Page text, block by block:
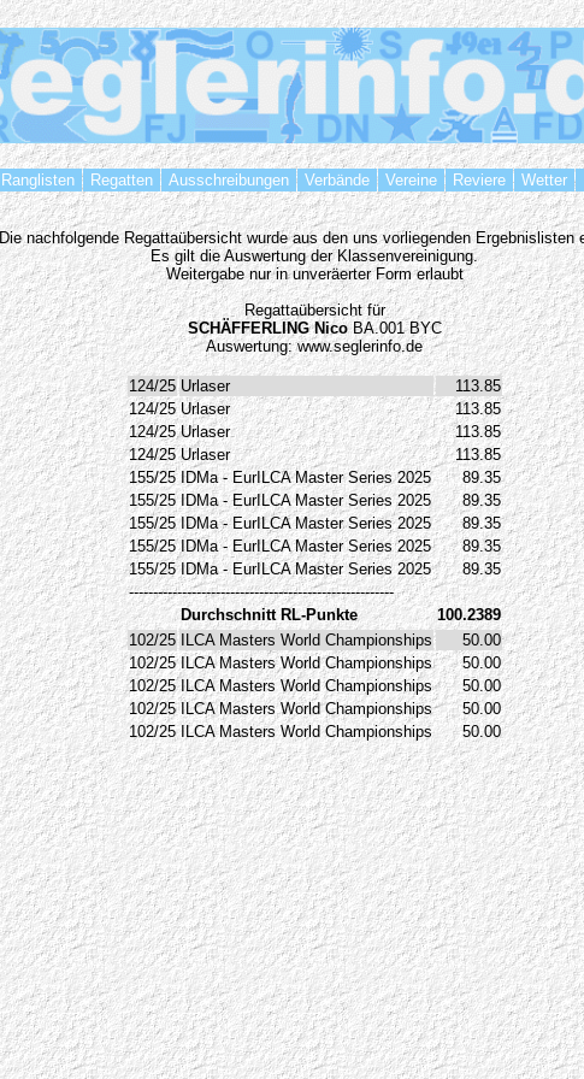
Ranglisten Regatten Ausschreibungen Verbände Vereine Reviere Wetter
Die nachfolgende Regattaübersicht wurde aus den uns vorliegenden Ergebnislisten
Es gilt die Auswertung der Klassenvereinigung.
Weitergabe nur in unveräerter Form erlaubt
Regattaübersicht für
SCHÄFFERLING NicoBA.001 BYC
Auswertung: www.seglerinfo.de
124/25 Urlaser
113.85
124/25 Urlaser
113.85
124/25 Urlaser
113.85
124/25 Urlaser
113.85
155/25 IDMa - EurILCA Master Series 2025
89.35
155/25 IDMa - EurILCA Master Series 2025
89.35
155/25 IDMa - EurILCA Master Series 2025
89.35
155/25 IDMa - EurILCA Master Series 2025
89.35
155/25 IDMa - EurILCA Master Series 2025
89.35
-------------------------------------------------------
Durchschnitt RL-Punkte
100.2389
102/25
ILCA Masters World Championships
50.00
102/25 ILCA Masters World Championships
50.00
102/25 ILCA Masters World Championships
50.00
102/25 ILCA Masters World Championships
50.00
102/25 ILCA Masters World Championships 50.00